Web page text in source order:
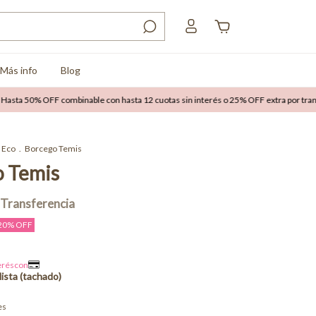
Más info Blog
OFF combinable con hasta 12 cuotas sin interés o 25% OFF extra por
Eco . Borcego Temis
Temis
% OFF